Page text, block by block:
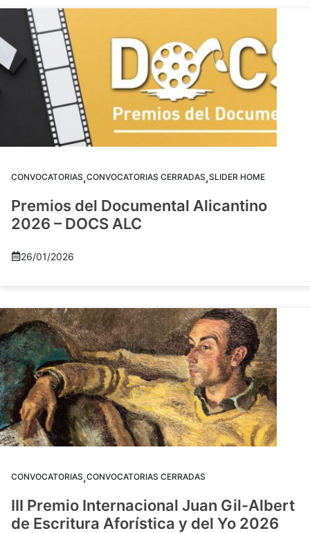
CONVOCATORIAS,CONVOCATORIAS CERRADAS,SLIDER HOME
Premios del Documental Alicantino
2026 – DOCS ALC
26/01/2026
CONVOCATORIAS,CONVOCATORIAS CERRADAS
III Premio Internacional Juan Gil-Albert
de Escritura Aforística y del Yo 2026